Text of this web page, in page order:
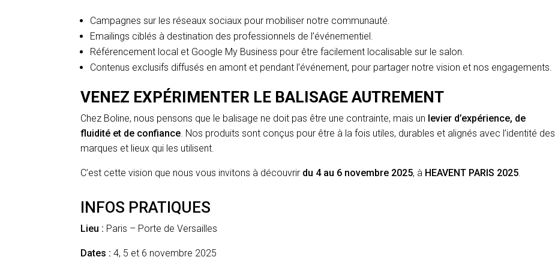
Campagnes sur les réseaux sociaux pour mobiliser notre communauté.
Emailings ciblés à destination des professionnels de l’événementiel.
Référencement local et Google My Business pour être facilement localisable sur le salon.
Contenus exclusifs diffusés en amont et pendant l’événement, pour partager notre vision et nos engagements.
VENEZ EXPÉRIMENTER LE BALISAGE AUTREMENT
Chez Boline, nous pensons que le balisage ne doit pas être une contrainte, mais un levier d’expérience, de
fluidité et de confiance. Nos produits sont conçus pour être à la fois utiles, durables et alignés avec l’identité des
marques et lieux qui les utilisent.
C’est cette vision que nous vous invitons à découvrir du 4 au 6 novembre 2025, à HEAVENT PARIS 2025.
INFOS PRATIQUES
Lieu : Paris – Porte de Versailles
Dates : 4, 5 et 6 novembre 2025